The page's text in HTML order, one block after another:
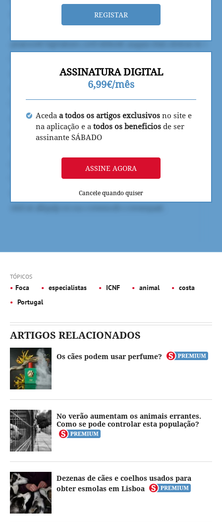
REGISTAR
ASSINATURA DIGITAL
6,99€/mês
Aceda a todos os artigos exclusivos no site e
na aplicação e a todos os beneficios de ser
assinante SÁBADO
ASSINE AGORA
Cancele quando quiser
TÓPICOS
Foca especialistas ICNF animal
costa
Portugal
ARTIGOS RELACIONADOS
Os cães podem usar perfume?
No verão aumentam os animais errantes.
Como se pode controlar esta população?
Dezenas de cães e coelhos usados para
obter esmolas em Lisboa